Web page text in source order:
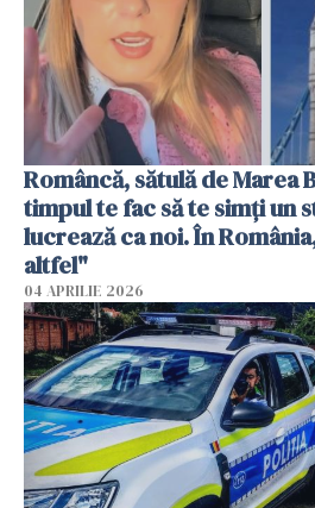
Româncă, sătulă de Marea
timpul te fac să te simți un
lucrează ca noi. În
altfel"
04 APRILIE 2026